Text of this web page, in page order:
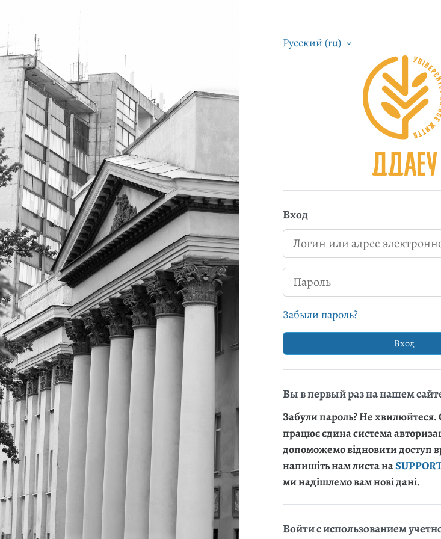
Русский ‎(ru)‎
Вход
Логин или адрес электронной
Пароль
Забыли пароль?
Вход
Вы в первый раз на нашем
Забули пароль? Не хвилюйтеся.
працює єдина система
допоможемо відновити доступ
напишіть нам листа на
ми надішлемо вам нові дані.
Войти с использованием